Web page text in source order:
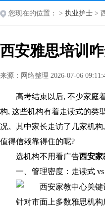
您现在的位置： > 执业护士 >
西安雅思培训
来源：网络整理 2026-07-06
高考结束以后, 不少家庭
构, 这些机构有着走读式的类
况。其中家长走访了几家机
值得信赖靠得住的呢?
选机构不用看广告西安家
一、管理密度：走读式 vs
针对市面上多数雅思机